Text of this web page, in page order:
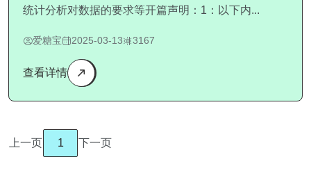
统计分析对数据的要求等开篇声明：1：以下内...
爱糖宝 2025-03-13 3167
查看详情
上一页 1 下一页